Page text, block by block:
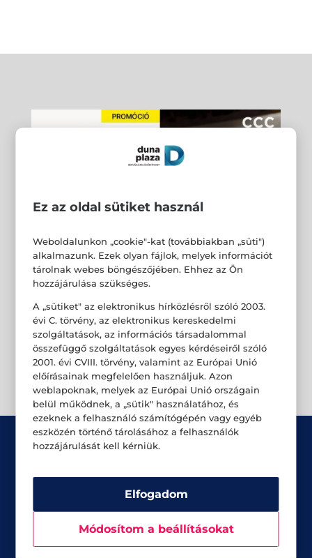
Üzletek
Akciók
Ez az oldal sütiket használ
Weboldalunkon „cookie"-kat (továbbiakban „süti")
alkalmazunk. Ezek olyan fájlok, melyek információt
tárolnak webes böngészőjében. Ehhez az Ön
hozzájárulása szükséges.
A „sütiket" az elektronikus hírközlésről szóló 2003.
évi C. törvény, az elektronikus kereskedelmi
szolgáltatások, az információs társadalommal
összefüggő szolgáltatások egyes kérdéseiről szóló
2001. évi CVIII. törvény, valamint az Európai Unió
előírásainak megfelelően használjuk. Azon
weblapoknak, melyek az Európai Unió országain
belül működnek, a „sütik" használatához, és
ezeknek a felhasználó számítógépén vagy egyéb
eszközén történő tárolásához a felhasználók
hozzájárulását kell kérniük.
Elfogadom
Módosítom a beállításokat